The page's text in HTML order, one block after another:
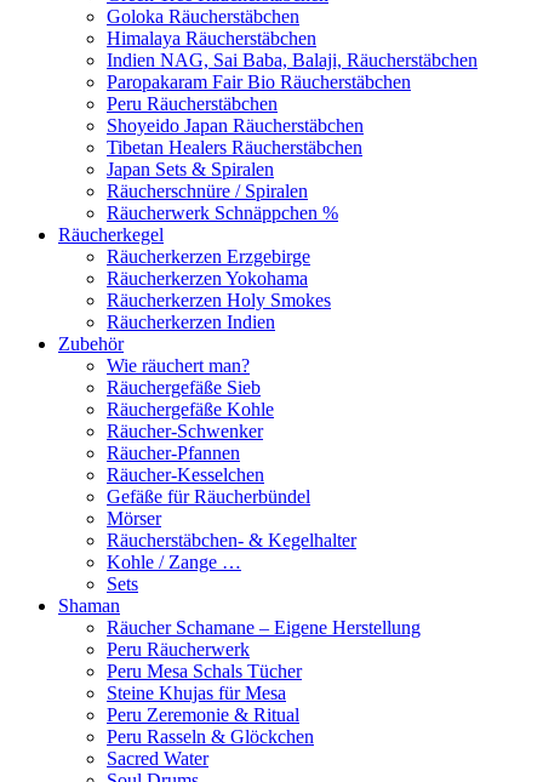
Goloka Räucherstäbchen
Himalaya Räucherstäbchen
Indien NAG, Sai Baba, Balaji, Räucherstäbchen
Paropakaram Fair Bio Räucherstäbchen
Peru Räucherstäbchen
Shoyeido Japan Räucherstäbchen
Tibetan Healers Räucherstäbchen
Japan Sets & Spiralen
Räucherschnüre / Spiralen
Räucherwerk Schnäppchen %
Räucherkegel
Räucherkerzen Erzgebirge
Räucherkerzen Yokohama
Räucherkerzen Holy Smokes
Räucherkerzen Indien
Zubehör
Wie räuchert man?
Räuchergefäße Sieb
Räuchergefäße Kohle
Räucher-Schwenker
Räucher-Pfannen
Räucher-Kesselchen
Gefäße für Räucherbündel
Mörser
Räucherstäbchen- & Kegelhalter
Kohle / Zange …
Sets
Shaman
Räucher Schamane – Eigene Herstellung
Peru Räucherwerk
Peru Mesa Schals Tücher
Steine Khujas für Mesa
Peru Zeremonie & Ritual
Peru Rasseln & Glöckchen
Sacred Water